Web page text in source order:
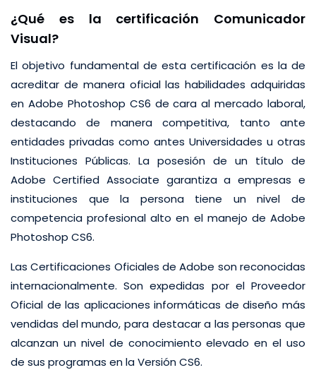
¿Qué es la certificación Comunicador
Visual?
El objetivo fundamental de esta certificación es la de
acreditar de manera oficial las habilidades adquiridas
en Adobe Photoshop CS6 de cara al mercado laboral,
destacando de manera competitiva, tanto ante
entidades privadas como antes Universidades u otras
Instituciones Públicas. La posesión de un título de
Adobe Certified Associate garantiza a empresas e
instituciones que la persona tiene un nivel de
competencia profesional alto en el manejo de Adobe
Photoshop CS6.
Las Certificaciones Oficiales de Adobe son reconocidas
internacionalmente. Son expedidas por el Proveedor
Oficial de las aplicaciones informáticas de diseño más
vendidas del mundo, para destacar a las personas que
alcanzan un nivel de conocimiento elevado en el uso
de sus programas en la Versión CS6.